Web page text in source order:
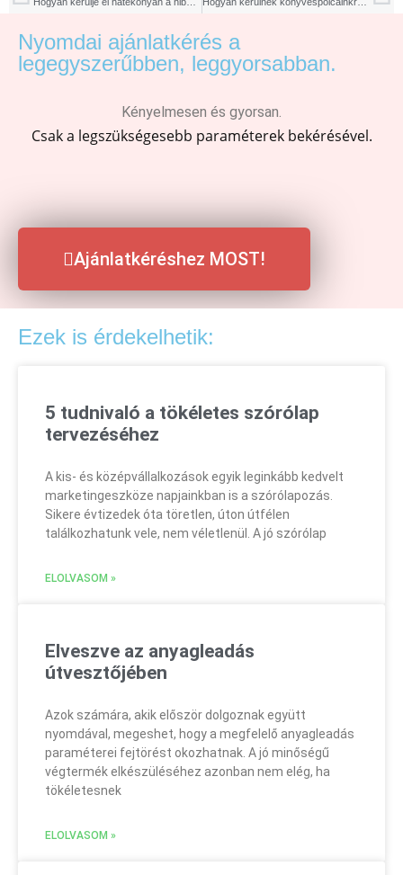
Nyomdai ajánlatkérés a
legegyszerűbben, leggyorsabban.
Kényelmesen és gyorsan.
Csak a legszükségesebb paraméterek bekérésével.
Ajánlatkéréshez MOST!
Ezek is érdekelhetik:
5 tudnivaló a tökéletes szórólap
tervezéséhez
A kis- és középvállalkozások egyik leginkább kedvelt
marketingeszköze napjainkban is a szórólapozás.
Sikere évtizedek óta töretlen, úton útfélen
találkozhatunk vele, nem véletlenül. A jó szórólap
ELOLVASOM »
Elveszve az anyagleadás
útvesztőjében
Azok számára, akik először dolgoznak együtt
nyomdával, megeshet, hogy a megfelelő anyagleadás
paraméterei fejtörést okozhatnak. A jó minőségű
végtermék elkészüléséhez azonban nem elég, ha
tökéletesnek
ELOLVASOM »